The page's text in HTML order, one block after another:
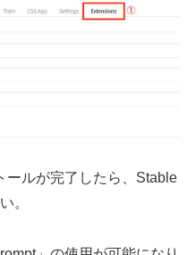
ールが完了したら、Stable
。